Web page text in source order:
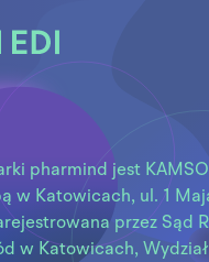
pharmind jest
w Katowicach, ul. 1
przez Sąd
w Katowicach,